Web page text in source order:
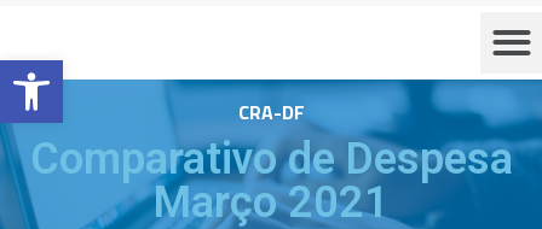
Barra de Ferramentas Aberta
CRA-DF
Comparativo de Despesa
Março 2021